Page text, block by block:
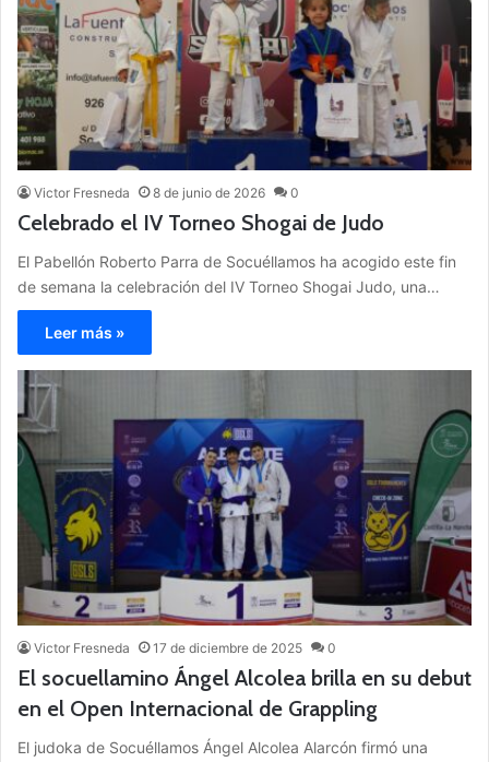
Victor Fresneda 8 de junio de 2026 0
Celebrado el IV Torneo Shogai de Judo
El Pabellón Roberto Parra de Socuéllamos ha acogido este fin
de semana la celebración del IV Torneo Shogai Judo, una…
Leer más »
Victor Fresneda 17 de diciembre de 2025 0
El socuellamino Ángel Alcolea brilla en su debut
en el Open Internacional de Grappling
El judoka de Socuéllamos Ángel Alcolea Alarcón firmó una